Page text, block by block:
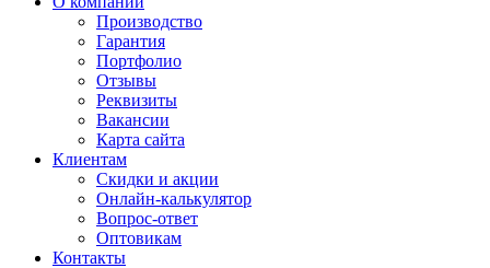
Производство
Гарантия
Портфолио
Отзывы
Реквизиты
Вакансии
Карта сайта
Клиентам
Скидки и акции
Онлайн-калькулятор
Вопрос-ответ
Оптовикам
Контакты